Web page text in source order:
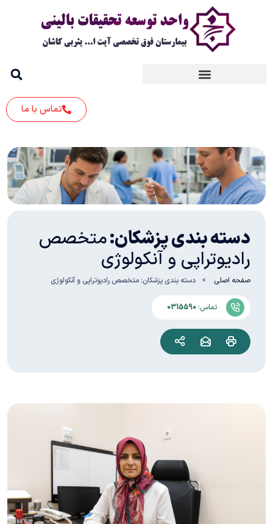
تماس با ما
دسته بندی پزشکان:متخصص
رادیوتراپی و آنکولوژی
صفحه اصلی دسته بندی پزشکان: متخصص رادیوتراپی و آنکولوژی
تماس: 0315590